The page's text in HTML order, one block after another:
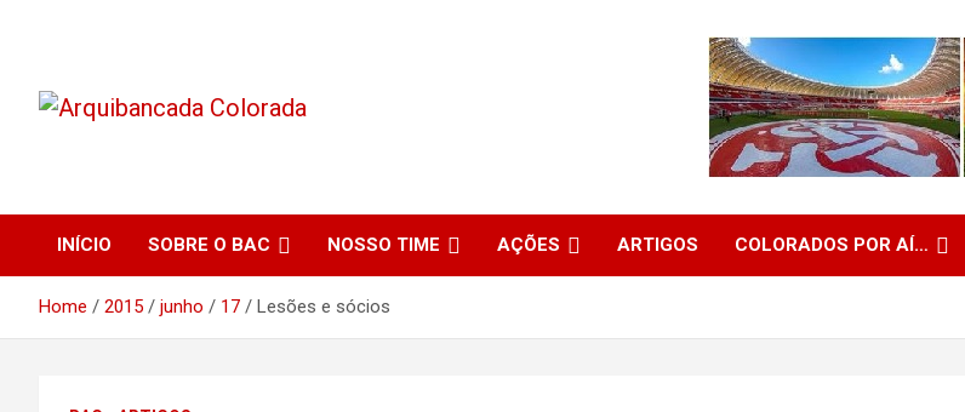
INÍCIO SOBRE O BAC NOSSO TIME AÇÕES ARTIGOS COLORADOS POR AÍ…
Home 2015 junho 17 Lesões e sócios